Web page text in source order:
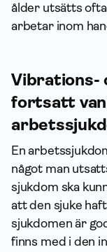
ålder utsätts
arbetar inom
Vibrations-
fortsatt
En
något man
sjuk­dom ska
att den sjuke
sjukdomen är
finns med i den